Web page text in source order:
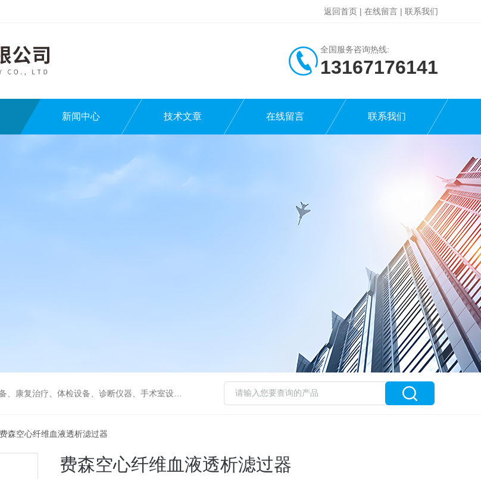
返回首页 | 在线留言 | 联系我们
全国服务咨询热线:
13167176141
新闻中心 技术文章 在线留言 联系我们
诊断仪器、手术室设备急救室、监护设备诊疗室等医疗设备。
森空心纤维血液透析滤过器
费森空心纤维血液透析滤过器